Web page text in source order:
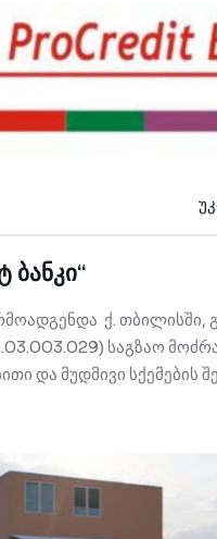
ბანკი“
ქ. თბილისში,
საგზაო
და მუდმივი სქემების